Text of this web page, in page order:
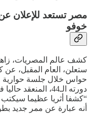
مصر تستعد للإعلان
خوفو
كشف عالم المصريات،
ستعلن، العام المقبل،
حواس خلال جلسة
دورته الـ44،
“كشفا أثريا عظيما سيكتب